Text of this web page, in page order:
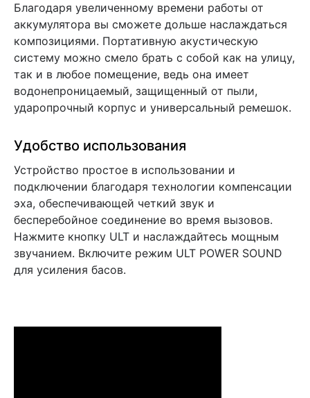
Благодаря увеличенному времени работы от
аккумулятора вы сможете дольше наслаждаться
композициями. Портативную акустическую
систему можно смело брать с собой как на улицу,
так и в любое помещение, ведь она имеет
водонепроницаемый, защищенный от пыли,
ударопрочный корпус и универсальный ремешок.
Удобство использования
Устройство простое в использовании и
подключении благодаря технологии компенсации
эха, обеспечивающей четкий звук и
бесперебойное соединение во время вызовов.
Нажмите кнопку ULT и наслаждайтесь мощным
звучанием. Включите режим ULT POWER SOUND
для усиления басов.